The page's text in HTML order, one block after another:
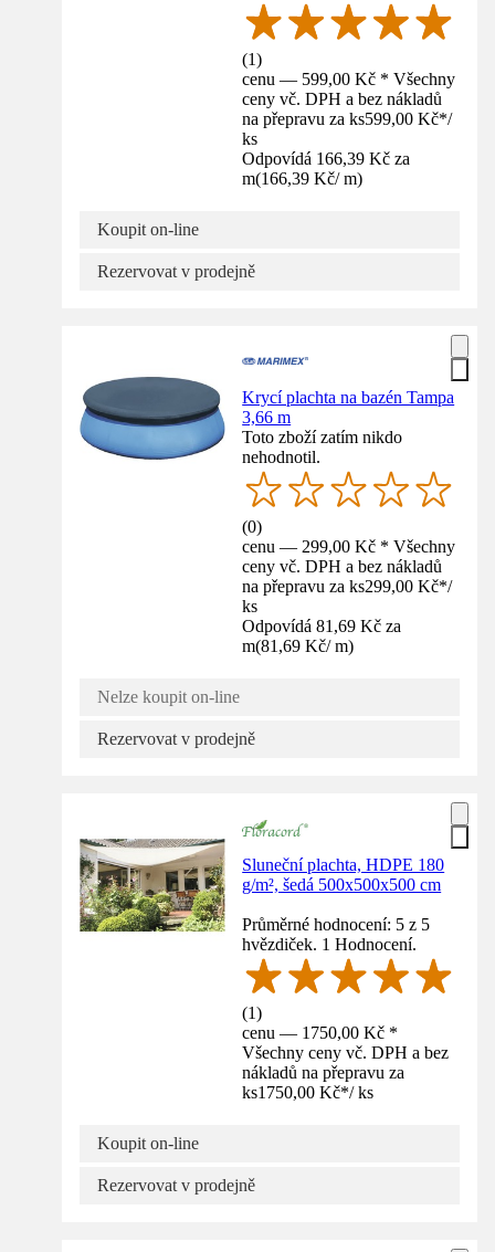
(1)
cenu — 599,00 Kč * Všechny
ceny vč. DPH a bez nákladů
na přepravu za ks599,00 Kč*/
ks
Odpovídá 166,39 Kč za
m(166,39 Kč/ m)
Koupit on-line
Rezervovat v prodejně
Krycí plachta na bazén Tampa
3,66 m
Toto zboží zatím nikdo
nehodnotil.
(0)
cenu — 299,00 Kč * Všechny
ceny vč. DPH a bez nákladů
na přepravu za ks299,00 Kč*/
ks
Odpovídá 81,69 Kč za
m(81,69 Kč/ m)
Nelze koupit on-line
Rezervovat v prodejně
Sluneční plachta, HDPE 180
g/m², šedá 500x500x500 cm
Průměrné hodnocení: 5 z 5
hvězdiček. 1 Hodnocení.
(1)
cenu — 1750,00 Kč *
Všechny ceny vč. DPH a bez
nákladů na přepravu za
ks1750,00 Kč*/ ks
Koupit on-line
Rezervovat v prodejně